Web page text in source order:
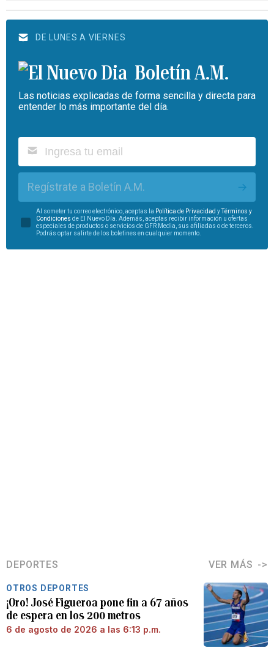
DE LUNES A VIERNES
Boletín A.M.
Las noticias explicadas de forma sencilla y directa para
entender lo más importante del día.
Regístrate a Boletín A.M.
Al someter tu correo electrónico, aceptas la Política de Privacidad yTérminos y
Condiciones de El Nuevo Día. Además, aceptas recibir información u ofertas
especiales de productos o servicios de GFR Media, sus afiliadas o de terceros.
Podrás optar salirte de los boletines en cualquier momento.
DEPORTES VER MÁS
OTROS DEPORTES
¡Oro! José Figueroa pone fin a 67 años
de espera en los 200 metros
6 de agosto de 2026 a las 6:13 p.m.